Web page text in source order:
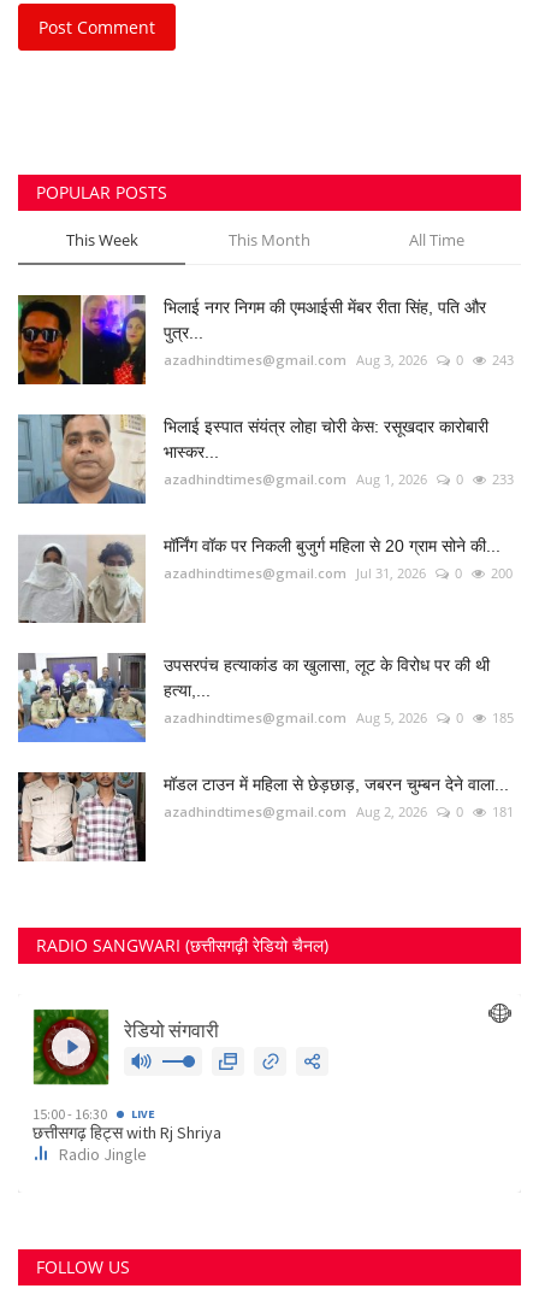
भास्कर...
azadhindtimes@gmail.com Aug 1, 2026 0 233
azadhindtimes@gmail.com Jul 31, 2026 0
हत्या,...
azadhindtimes@gmail.com
azadhindtimes@gmail.com Aug 2, 2026 0
RADIO SANGWARI (छत्तीसगढ़ी रेडियो चैनल)
Twitter
RECOMMENDED POSTS